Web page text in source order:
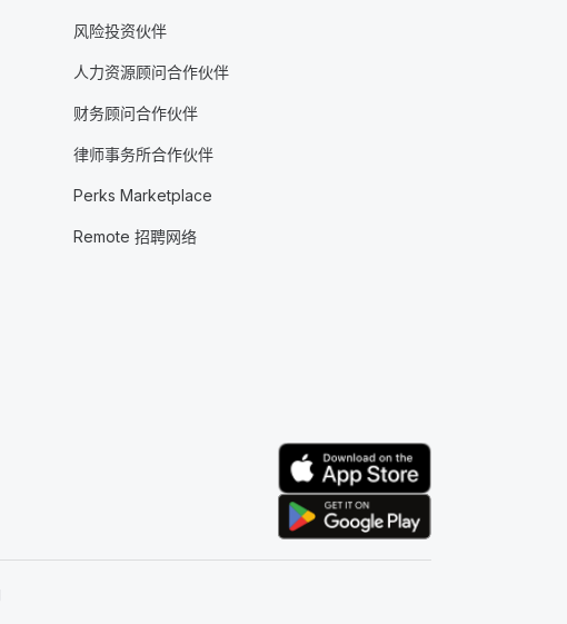
风险投资伙伴
人力资源顾问合作伙伴
财务顾问合作伙伴
律师事务所合作伙伴
Perks Marketplace
Remote 招聘网络